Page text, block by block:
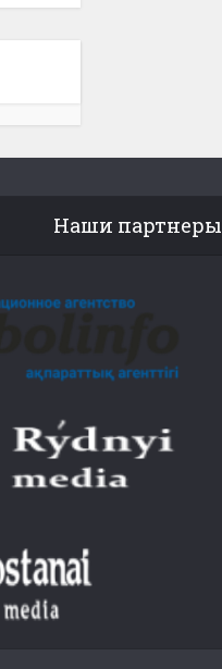
Наши партнеры